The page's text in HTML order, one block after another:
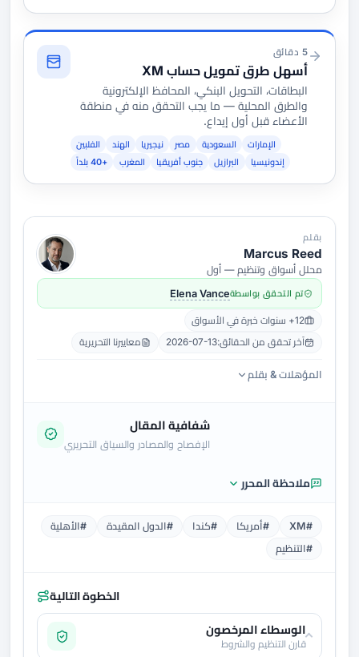
5 دقائق
أسهل طرق تمويل حساب XM
البطاقات، التحويل البنكي، المحافظ الإلكترونية
والطرق المحلية — ما يجب التحقق منه في منطقة
الأعضاء قبل أول إيداع.
الإمارات السعودية مصر نيجيريا الهند
الفلبين
إندونيسيا
البرازيل جنوب أفريقيا المغرب +40 بلداً
بقلم
Marcus Reed
محلل أسواق وتنظيم — أول
تم التحقق بواسطةElena Vance
12+ سنوات خبرة في الأسواق
آخر تحقق من الحقائق:2026-07-13 معاييرنا التحريرية
المؤهلات & بقلم
شفافية المقال
الإفصاح والمصادر والسياق التحريري
ملاحظة المحرر
#XM #أمريكا #كندا #الدول المقيدة
#الأهلية
#التنظيم
الخطوة التالية
الوسطاء المرخصون
قارن التنظيم والشروط